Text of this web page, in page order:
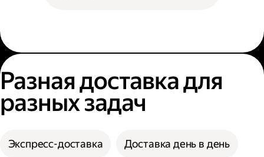
Разная доставка для
разных задач
Экспресс-доставка Доставка день в день